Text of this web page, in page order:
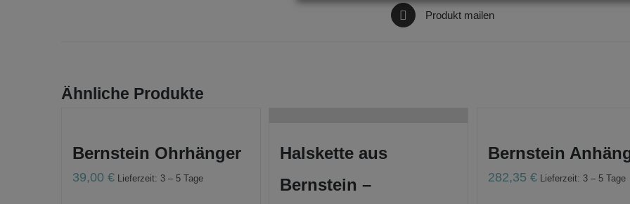
Produkt mailen
Ähnliche Produkte
Bernstein Ohrhänger
39,00 € Lieferzeit: 3 – 5 Tage
Halskette aus
Bernstein –
Bernstein
282,35 € Lieferzeit: 3 – 5 Tage